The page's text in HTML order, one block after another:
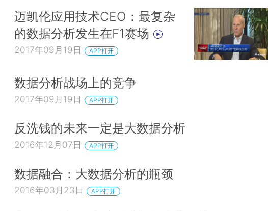
迈凯伦应用技术CEO：最复杂
的数据分析发生在F1赛场
2017年09月19日 APP打开
数据分析战场上的竞争
2017年09月19日 APP打开
反洗钱的未来一定是大数据分析
2016年12月07日 APP打开
数据融合：大数据分析的瓶颈
2016年03月23日 APP打开